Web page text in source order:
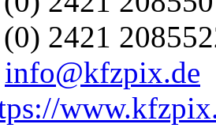
2421
info@kfzpix.de